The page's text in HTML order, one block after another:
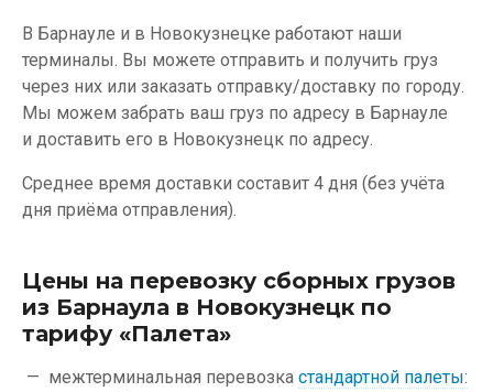
В Барнауле и в Новокузнецке работают наши
терминалы. Вы можете отправить и получить груз
через них или заказать отправку/доставку по городу.
Мы можем забрать ваш груз по адресу в Барнауле
и доставить его в Новокузнецк по адресу.
Среднее время доставки составит 4 дня (без учёта
дня приёма отправления).
Цены на перевозку сборных грузов
из Барнаула в Новокузнецк по
тарифу «Палета»
межтерминальная перевозка стандартной палеты: